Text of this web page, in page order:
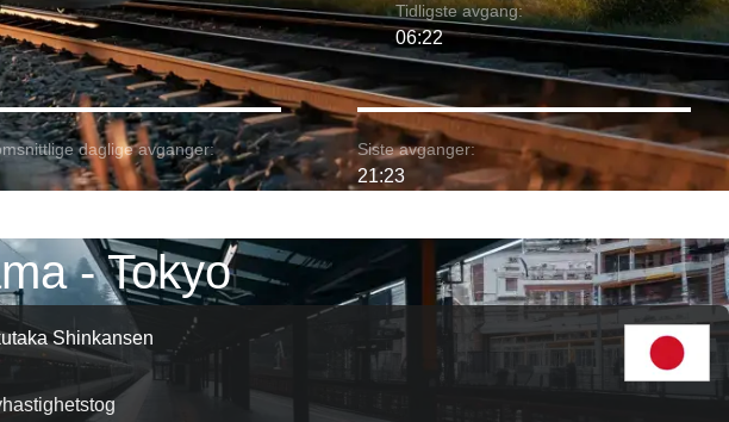
Tidligste avgang:
06:22
daglige avganger: Siste avganger:
21:23
- Tokyo
Shinkansen